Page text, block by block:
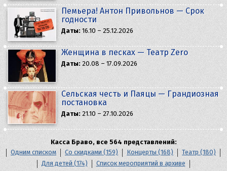
Пемьера! Антон Привольнов — Срок
годности
Даты: 16.10 – 25.12.2026
Женщина в песках — Театр Zero
Даты: 20.08 – 17.09.2026
Сельская честь и Паяцы — Грандиозная
постановка
Даты: 21.10 – 27.10.2026
Касса Браво, все 564 представлений:
Одним списком
Со скидками (159) Концерты (168)
Театр (180)
Для детей (174)
Список мероприятий в архиве